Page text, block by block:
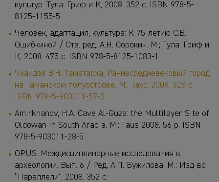
культур. Тула: Гриф и К, 2008. 352 с. ISBN 978-5-
8125-1155-5
Человек, адаптация, культура: К 75-летию С.В.
Ошибкиной / Отв. ред. А.Н. Сорокин. М.; Тула: Гриф и
К, 2008. 475 с. ISBN 978-5-8125-1083-1
Чхаидзе В.Н. Таматарха: Раннесредневековый город
на Таманском полуострове. М.: Таус, 2008. 328 с.
ISBN 978-5-903011-57-5
Amirkhanov, H.A. Cave Al-Guza: the Multilayer Site of
Oldowan in South Arabia. M.: Taus 2008. 56 р. ISBN
978-5-903011-28-5
OPUS: Междисциплинарные исследования в
археологии. Вып. 6 / Ред. А.П. Бужилова. М.: Изд-во
“Параллели”, 2008. 352 с.